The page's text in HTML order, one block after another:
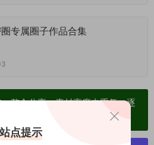
专属圈子作品合集
整合分享、素材高度去重复、逐
站点提示